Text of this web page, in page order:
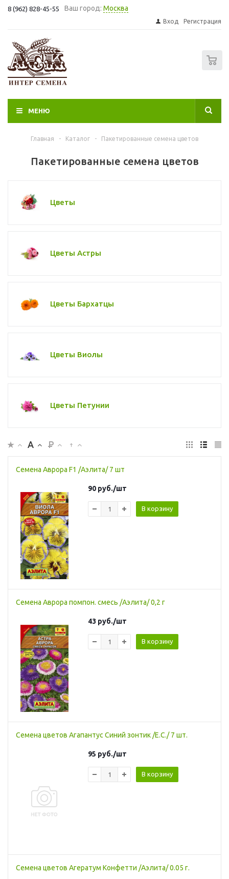
8 (962) 828-45-55 Ваш город: Москва
Вход Регистрация
МЕНЮ
Главная - Каталог - Пакетированные семена цветов
Пакетированные семена цветов
Цветы
Цветы Астры
Цветы Бархатцы
Цветы Виолы
Цветы Петунии
Семена Аврора F1 /Аэлита/ 7 шт
90 руб./шт
В корзину
Семена Аврора помпон. смесь /Аэлита/ 0,2 г
43 руб./шт
В корзину
Семена цветов Агапантус Синий зонтик /Е.C./ 7 шт.
95 руб./шт
В корзину
Семена цветов Агератум Конфетти /Аэлита/ 0.05 г.